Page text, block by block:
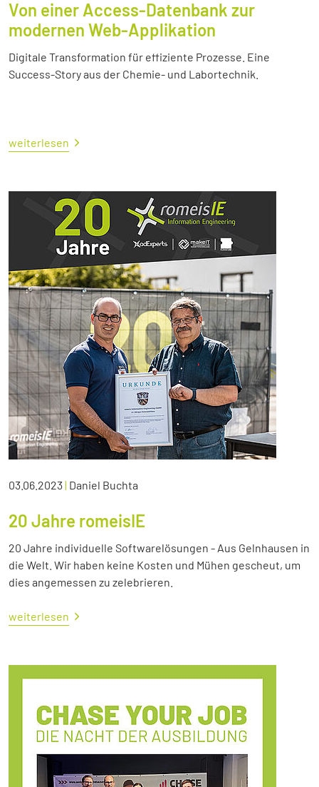
Von einer Access-Datenbank zur
modernen Web-Applikation
Digitale Transformation für effiziente Prozesse. Eine
Success-Story aus der Chemie- und Labortechnik.
weiterlesen
03.06.2023| Daniel Buchta
20 Jahre romeisIE
20 Jahre individuelle Softwarelösungen - Aus Gelnhausen in
die Welt. Wir haben keine Kosten und Mühen gescheut, um
dies angemessen zu zelebrieren.
weiterlesen